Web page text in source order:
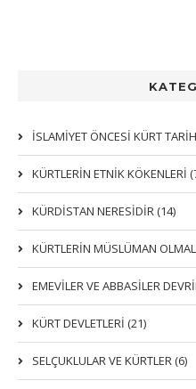
İSLAMİYET ÖNCESİ KÜRT
KÜRTLERIN ETNIK KÖKENLERI
KÜRDİSTAN NERESİDİR (14)
KÜRTLERİN MÜSLÜMAN
EMEVİLER VE ABBASİLER
KÜRT DEVLETLERİ (21)
SELÇUKLULAR VE KÜRTLER (6)